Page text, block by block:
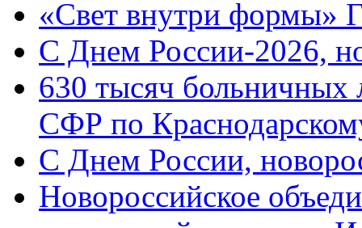
«Свет внутри формы»
C Днем России-2026,
630 тысяч больничных
СФР по
C Днем России,
Новороссийское